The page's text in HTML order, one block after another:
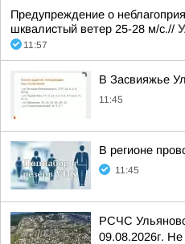
Предупреждение о
шквалистый ветер 25-28 м/с.//
11:57
В Засвияжье
11:45
В регионе
11:45
РСЧС
09.08.2026г.